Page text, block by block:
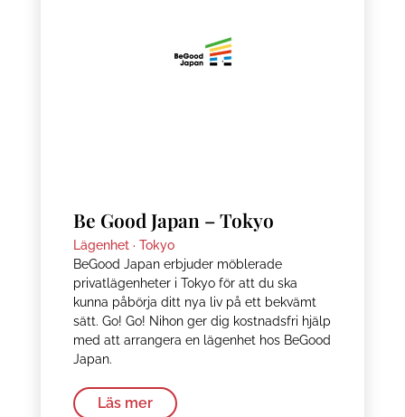
Be Good Japan – Tokyo
Lägenhet · Tokyo
BeGood Japan erbjuder möblerade
privatlägenheter i Tokyo för att du ska
kunna påbörja ditt nya liv på ett bekvämt
sätt. Go! Go! Nihon ger dig kostnadsfri hjälp
med att arrangera en lägenhet hos BeGood
Japan.
Läs mer